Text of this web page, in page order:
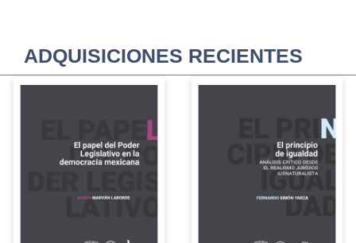
ADQUISICIONES RECIENTES